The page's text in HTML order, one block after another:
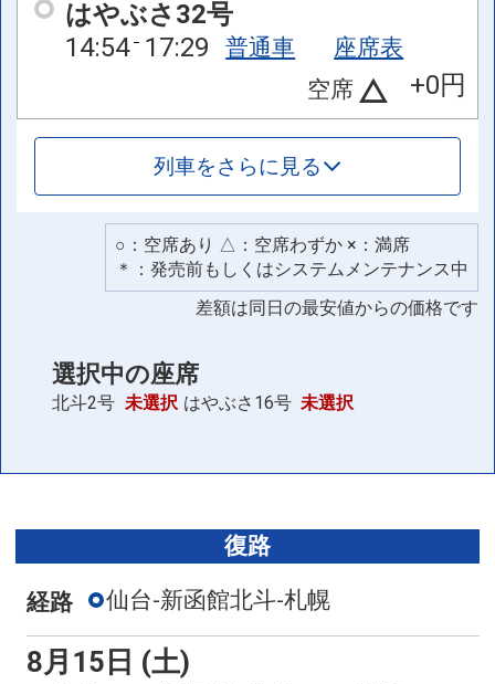
はやぶさ32号
14:54 17:29 普通車
座席表
空席
+0円
列車をさらに見る
○：空席あり △：空席わずか ×：満席
＊：発売前もしくはシステムメンテナンス中
差額は同日の最安値からの価格です
選択中の座席
北斗2号 未選択 はやぶさ16号 未選択
復路
経路 仙台-新函館北斗-札幌
8月15日 (土)